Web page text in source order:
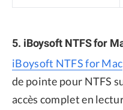
5. iBoysoft NTFS for
iBoysoft NTFS for Mac
de pointe pour NTFS
accès complet en